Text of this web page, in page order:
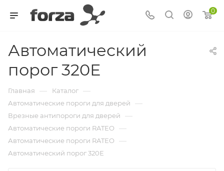
0
Автоматический
порог 320Е
Главная — Каталог —
Автоматические пороги для дверей —
Врезные антипороги для дверей —
Автоматические пороги RATEO —
Автоматические пороги RATEO —
Автоматический порог 320Е